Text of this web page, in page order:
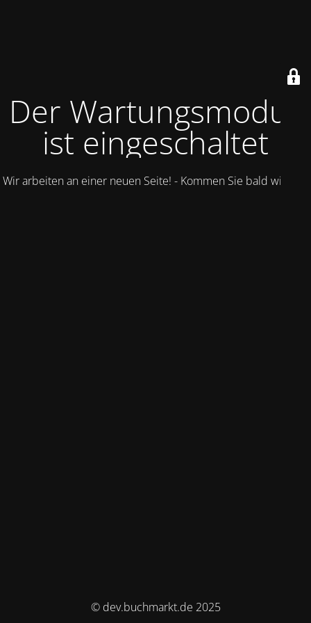
Der Wartungsmodus
ist eingeschaltet
Wir arbeiten an einer neuen Seite! - Kommen Sie bald wieder.
© dev.buchmarkt.de 2025